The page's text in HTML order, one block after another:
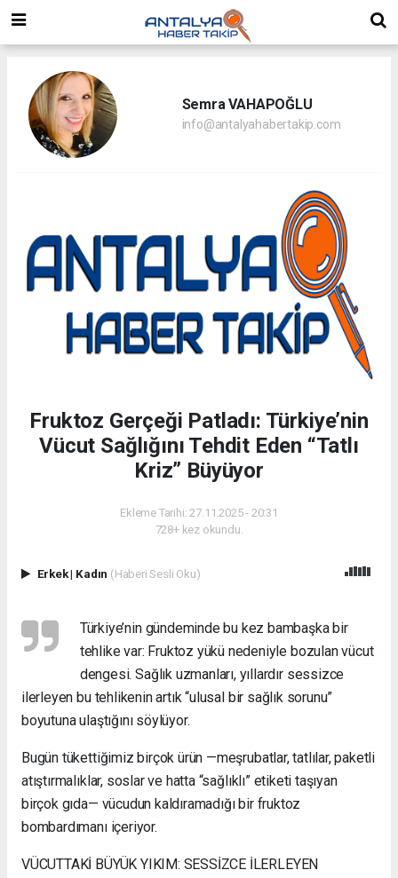
Semra VAHAPOĞLU
info@antalyahabertakip.com
Fruktoz Gerçeği Patladı: Türkiye’nin
Vücut Sağlığını Tehdit Eden “Tatlı
Kriz” Büyüyor
Ekleme Tarihi: 27.11.2025 - 20:31
728+ kez okundu.
Erkek| Kadın (Haberi Sesli Oku)
Türkiye’nin gündeminde bu kez bambaşka bir
tehlike var: Fruktoz yükü nedeniyle bozulan vücut
dengesi. Sağlık uzmanları, yıllardır sessizce
ilerleyen bu tehlikenin artık “ulusal bir sağlık sorunu”
boyutuna ulaştığını söylüyor.
Bugün tükettiğimiz birçok ürün —meşrubatlar, tatlılar, paketli
atıştırmalıklar, soslar ve hatta “sağlıklı” etiketi taşıyan
birçok gıda— vücudun kaldıramadığı bir fruktoz
bombardımanı içeriyor.
VÜCUTTAKİ BÜYÜK YIKIM: SESSİZCE İLERLEYEN